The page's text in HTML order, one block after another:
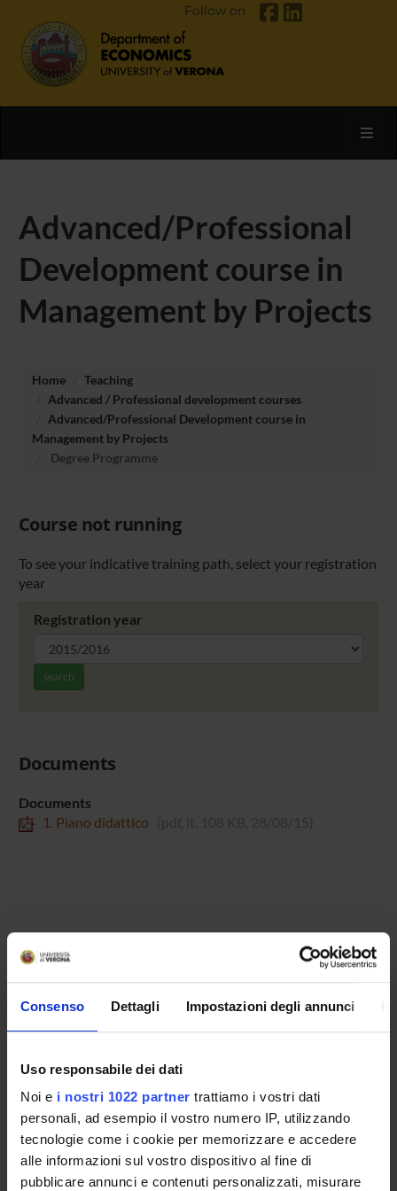
Consenso Dettagli Impostazioni degli annunci
Uso responsabile dei dati
Noi e i nostri 1022 partner trattiamo i vostri dati
personali, ad esempio il vostro numero IP, utilizzando
tecnologie come i cookie per memorizzare e accedere
alle informazioni sul vostro dispositivo al fine di
pubblicare annunci e contenuti personalizzati, misurare
Follow on
Advanced/Professional
Development course in
Management by Projects
Home
Teaching
Advanced / Professional development courses
Advanced/Professional Development course in
Management by Projects
Degree Programme
Course not running
To see your indicative training path, select your registration
year
Registration year
search
Documents
Documents
1. Piano didattico
Overview
Enrolment Policy
Degree Programme
Courses
Governing bodies
STUDYING
COURSES